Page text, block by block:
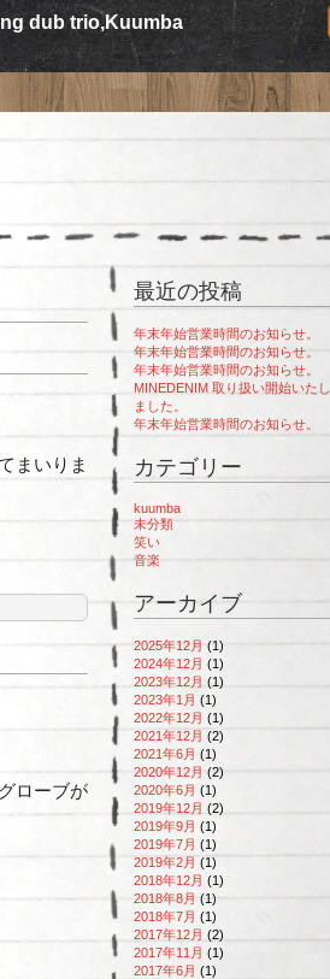
dub trio,Kuumba
まいりま
ローブが
最近の投稿
年末年始営業時間のお知らせ。
年末年始営業時間のお知らせ。
年末年始営業時間のお知らせ。
MINEDENIM 取り扱い開始いたし
ました。
年末年始営業時間のお知らせ。
カテゴリー
kuumba
未分類
笑い
音楽
アーカイブ
2025年12月 (1)
2024年12月 (1)
2023年12月 (1)
2023年1月 (1)
2022年12月 (1)
2021年12月 (2)
2021年6月 (1)
2020年12月 (2)
2020年6月 (1)
2019年12月 (2)
2019年9月 (1)
2019年7月 (1)
2019年2月 (1)
2018年12月 (1)
2018年8月 (1)
2018年7月 (1)
2017年12月 (2)
2017年11月 (1)
2017年6月 (1)